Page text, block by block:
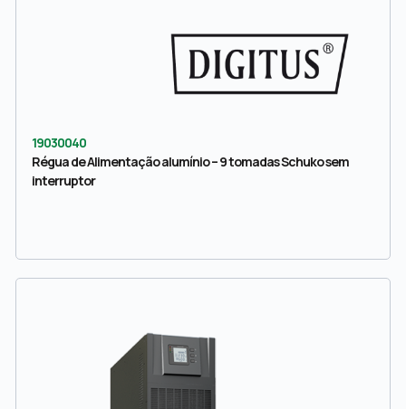
19030040
Régua de Alimentação alumínio – 9 tomadas Schuko sem
interruptor